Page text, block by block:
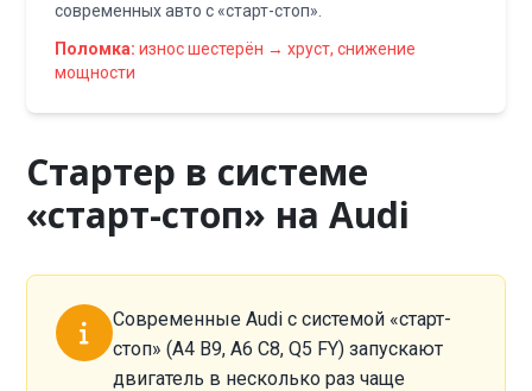
современных авто с «старт-стоп».
Поломка: износ шестерён → хруст, снижение
мощности
Стартер в системе
«старт-стоп» на Audi
Современные Audi с системой «старт-
стоп» (A4 B9, A6 C8, Q5 FY) запускают
двигатель в несколько раз чаще